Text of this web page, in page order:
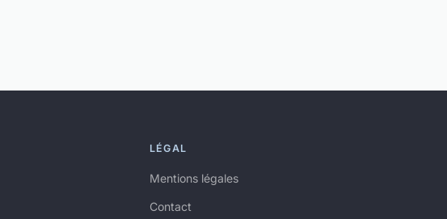
LÉGAL
Mentions légales
Contact